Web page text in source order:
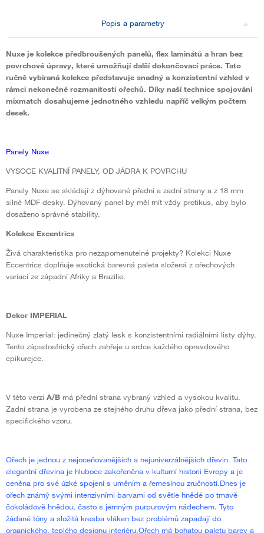
Popis a parametry
Nuxe je kolekce předbroušených panelů, flex laminátů a hran bez
povrchové úpravy, které umožňují další dokončovací práce. Tato
ručně vybíraná kolekce představuje snadný a konzistentní vzhled v
rámci nekonečné rozmanitosti ořechů. Díky naší technice spojování
mixmatch dosahujeme jednotného vzhledu napříč velkým počtem
desek.
Panely Nuxe
VYSOCE KVALITNÍ PANELY, OD JÁDRA K POVRCHU
Panely Nuxe se skládají z dýhované přední a zadní strany a z 18 mm
silné MDF desky. Dýhovaný panel by měl mít vždy protikus, aby bylo
dosaženo správné stability.
Kolekce Excentrics
Živá charakteristika pro nezapomenutelné projekty? Kolekci Nuxe
Eccentrics doplňuje exotická barevná paleta složená z ořechových
variací ze západní Afriky a Brazílie.
Dekor IMPERIAL
Nuxe Imperial: jedinečný zlatý lesk s konzistentními radiálními listy dýhy.
Tento západoafrický ořech zahřeje u srdce každého opravdového
epikurejce.
V této verzi A/B má přední strana vybraný vzhled a vysokou kvalitu.
Zadní strana je vyrobena ze stejného druhu dřeva jako přední strana, bez
specifického vzoru.
Ořech je jednou z nejoceňovanějších a nejuniverzálnějších dřevin. Tato
elegantní dřevina je hluboce zakořeněna v kulturní historii Evropy a je
ceněna pro své úzké spojení s uměním a řemeslnou zručností.Dnes je
ořech známý svými intenzivními barvami od světle hnědé po tmavě
čokoládově hnědou, často s jemným purpurovým nádechem. Tyto
žádané tóny a složitá kresba vláken bez problémů zapadají do
organického, teplého designu interiéru.Ořech má bohatou paletu barev a